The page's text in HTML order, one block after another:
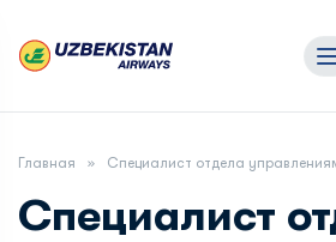
Главная Специалист отдела
Специалист